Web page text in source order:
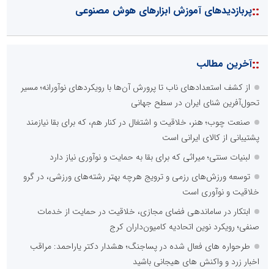
::پربازدیدهای آموزش ابزارهای هوش مصنوعی
::آخرین مطالب
از کشف استعدادهای ناب تا پرورش آن‌ها با رویکردهای نوآورانه؛ مسیر
تحول‌آفرین شنای ایران در سطح جهانی
صنعت چوب؛ هنر، خلاقیت و اشتغال در کنار هم، که برای بقا نیازمند
پشتیبانی از کالای ایرانی است
لبنیات سنتی؛ میراثی که برای بقا به حمایت و نوآوری نیاز دارد
توسعه ورزش‌های رزمی و ترویج هرچه بهتر رشته‌های ورزشی، در گرو
خلاقیت و نوآوری است
ابتکار در ساماندهی فضای مجازی، خلاقیت در حمایت از خدمات
صنفی؛ رویکرد نوین اتحادیه کامیون‌داران کرج
طرحواره های فعال شده در پساجنگ؛ هشدار دکتر یاراحمد: مراقب
اخبار زرد و واکنش های هیجانی باشید